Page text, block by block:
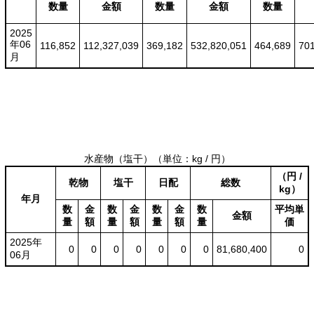
数量 金額 数量 金額 数量
2025
年06
月
116,852 112,327,039 369,182 532,820,051 464,689
水産物（塩干） （単位：kg / 円）
年月
乾物 塩干 日配 総数
（円 /
kg）
数
量
金
額
数
量
金
額
数
量
金
額
数
量
金額
平均単
価
2025年
06月
0 0 0 0 0 0 0 81,680,400 0